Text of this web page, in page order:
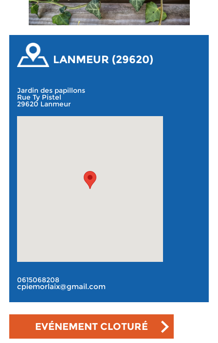
LANMEUR (29620)
Jardin des papillons
Rue Ty Pistel
29620 Lanmeur
0615068208
cpiemorlaix@gmail.com
EVÉNEMENT CLOTURÉ